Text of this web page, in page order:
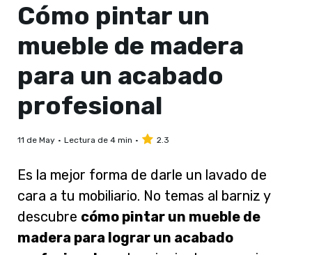
Cómo pintar un
mueble de madera
para un acabado
profesional
11 de May Lectura de 4 min 2.3
Es la mejor forma de darle un lavado de
cara a tu mobiliario. No temas al barniz y
descubre cómo pintar un mueble de
madera para lograr un acabado